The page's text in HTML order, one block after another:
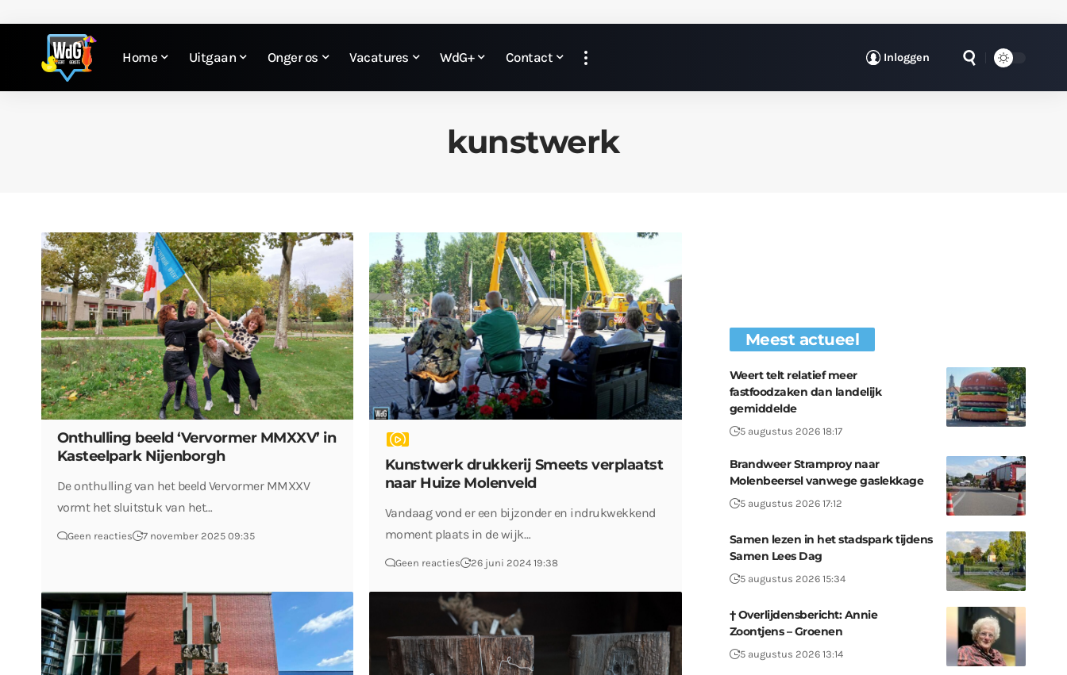
Home Uitgaan Onger os Vacatures WdG+ Contact Inloggen
kunstwerk
Onthulling beeld ‘Vervormer MMXXV’ in
Kasteelpark Nijenborgh
De onthulling van het beeld Vervormer MMXXV
vormt het sluitstuk van het…
Geen reacties 7 november 2025 09:35
Kunstwerk drukkerij Smeets verplaatst
naar Huize Molenveld
Vandaag vond er een bijzonder en indrukwekkend
moment plaats in de wijk…
Geen reacties 26 juni 2024 19:38
Meest actueel
Weert telt relatief meer
fastfoodzaken dan landelijk
gemiddelde
5 augustus 2026 18:17
Brandweer Stramproy naar
Molenbeersel vanwege gaslekkage
5 augustus 2026 17:12
Samen lezen in het stadspark tijdens
Samen Lees Dag
5 augustus 2026 15:34
† Overlijdensbericht: Annie
Zoontjens – Groenen
5 augustus 2026 13:14